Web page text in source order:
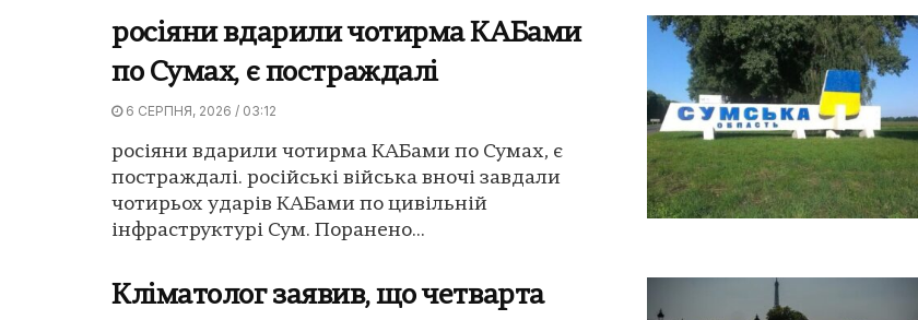
росіяни вдарили чотирма КАБами
по Сумах, є постраждалі
6 СЕРПНЯ, 2026 / 03:12
росіяни вдарили чотирма КАБами по Сумах, є
постраждалі. російські війська вночі завдали
чотирьох ударів КАБами по цивільній
інфраструктурі Сум. Поранено...
Кліматолог заявив, що четварта